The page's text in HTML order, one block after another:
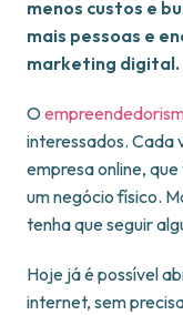
menos custos e
mais pessoas e
marketing digital.
O
interessados. Cada
empresa online,
um negócio físico.
tenha que seguir
Hoje já é possível
internet, sem